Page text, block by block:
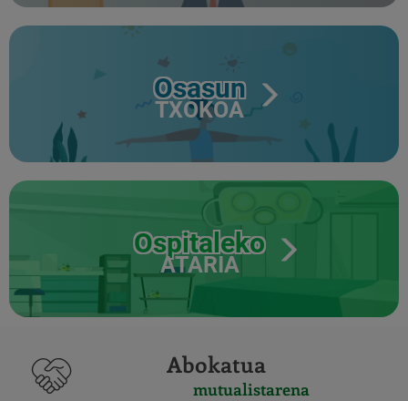
Osasun
TXOKOA
Ospitaleko
ATARIA
Abokatua
mutualistarena